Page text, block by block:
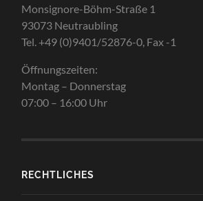
Monsignore-Böhm-Straße 1
93073 Neutraubling
Tel. +49 (0)9401/52876-0, Fax -1
Öffnungszeiten:
Montag – Donnerstag
07:00 – 16:00 Uhr
RECHTLICHES